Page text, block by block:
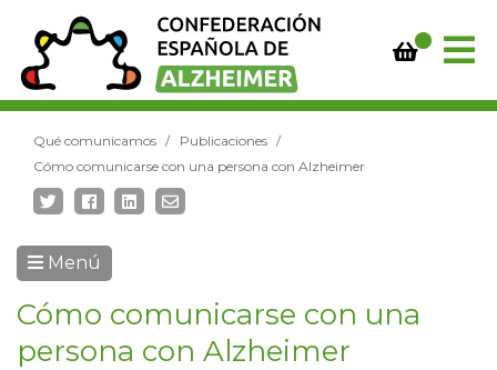
Qué comunicamos
Publicaciones
Cómo comunicarse con una persona con Alzheimer
Menú
Cómo comunicarse con una
persona con Alzheimer